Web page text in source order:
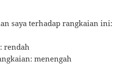
saya terhadap rangkaian ini:
rendah
menengah